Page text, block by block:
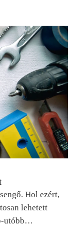
Hol ezért,
lehetett
utóbb…